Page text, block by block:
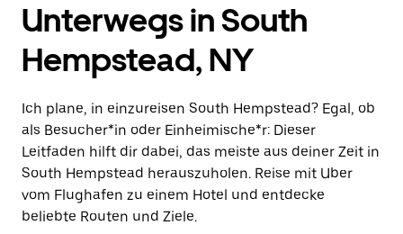
Unterwegs in South
Hempstead, NY
Ich plane, in einzureisen South Hempstead? Egal, ob
als Besucher*in oder Einheimische*r: Dieser
Leitfaden hilft dir dabei, das meiste aus deiner Zeit in
South Hempstead herauszuholen. Reise mit Uber
vom Flughafen zu einem Hotel und entdecke
beliebte Routen und Ziele.